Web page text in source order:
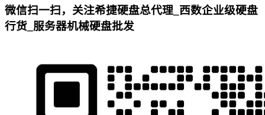
微信扫一扫，关注希捷硬盘总代理_西数企业级硬盘
行货_服务器机械硬盘批发